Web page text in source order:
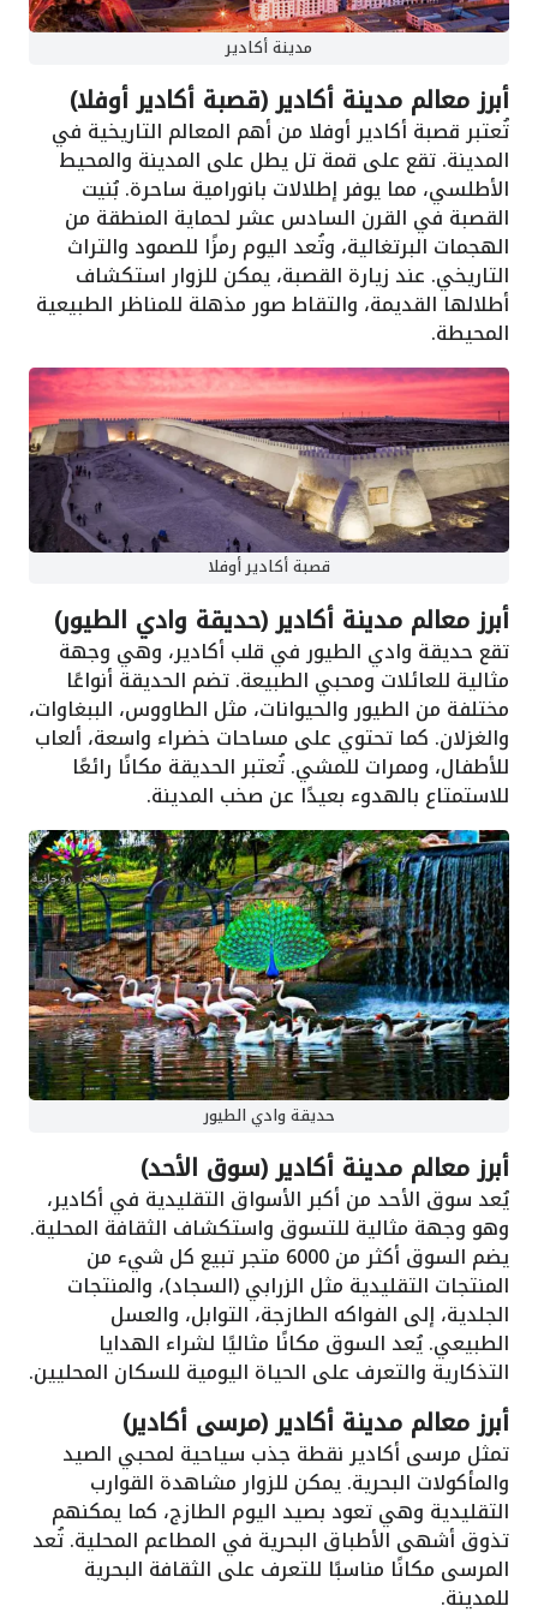
مدينة أكادير
أبرز معالم مدينة أكادير (قصبة أكادير أوفلا)
تُعتبر قصبة أكادير أوفلا من أهم المعالم التاريخية في
المدينة. تقع على قمة تل يطل على المدينة والمحيط
الأطلسي، مما يوفر إطلالات بانورامية ساحرة. بُنيت
القصبة في القرن السادس عشر لحماية المنطقة من
الهجمات البرتغالية، وتُعد اليوم رمزًا للصمود والتراث
التاريخي. عند زيارة القصبة، يمكن للزوار استكشاف
أطلالها القديمة، والتقاط صور مذهلة للمناظر الطبيعية
المحيطة.
قصبة أكادير أوفلا
أبرز معالم مدينة أكادير (حديقة وادي الطيور)
تقع حديقة وادي الطيور في قلب أكادير، وهي وجهة
مثالية للعائلات ومحبي الطبيعة. تضم الحديقة أنواعًا
مختلفة من الطيور والحيوانات، مثل الطاووس، الببغاوات،
والغزلان. كما تحتوي على مساحات خضراء واسعة، ألعاب
للأطفال، وممرات للمشي. تُعتبر الحديقة مكانًا رائعًا
للاستمتاع بالهدوء بعيدًا عن صخب المدينة.
حديقة وادي الطيور
أبرز معالم مدينة أكادير (سوق الأحد)
يُعد سوق الأحد من أكبر الأسواق التقليدية في أكادير،
وهو وجهة مثالية للتسوق واستكشاف الثقافة المحلية.
يضم السوق أكثر من 6000 متجر تبيع كل شيء من
المنتجات التقليدية مثل الزرابي (السجاد)، والمنتجات
الجلدية، إلى الفواكه الطازجة، التوابل، والعسل
الطبيعي. يُعد السوق مكانًا مثاليًا لشراء الهدايا
التذكارية والتعرف على الحياة اليومية للسكان المحليين.
أبرز معالم مدينة أكادير (مرسى أكادير)
تمثل مرسى أكادير نقطة جذب سياحية لمحبي الصيد
والمأكولات البحرية. يمكن للزوار مشاهدة القوارب
التقليدية وهي تعود بصيد اليوم الطازج، كما يمكنهم
تذوق أشهى الأطباق البحرية في المطاعم المحلية. تُعد
المرسى مكانًا مناسبًا للتعرف على الثقافة البحرية
للمدينة.